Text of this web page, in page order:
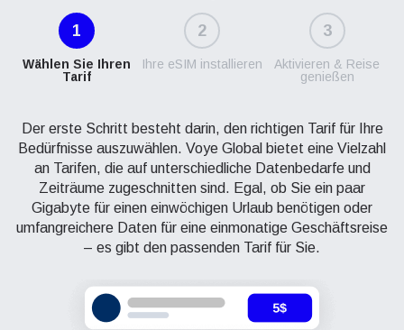
1
Wählen Sie Ihren
Tarif
2
Ihre eSIM installieren
3
Aktivieren & Reise
genießen
Der erste Schritt besteht darin, den richtigen Tarif für Ihre
Bedürfnisse auszuwählen. Voye Global bietet eine Vielzahl
an Tarifen, die auf unterschiedliche Datenbedarfe und
Zeiträume zugeschnitten sind. Egal, ob Sie ein paar
Gigabyte für einen einwöchigen Urlaub benötigen oder
umfangreichere Daten für eine einmonatige Geschäftsreise
– es gibt den passenden Tarif für Sie.